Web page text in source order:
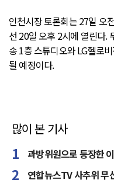
인천시장 토론회는 27일 오
선 20일 오후 2시에 열린다.
송 1층 스튜디오와 LG헬로
될 예정이다.
많이 본 기사
과방위원으로 등장한
연합뉴스TV 사추위